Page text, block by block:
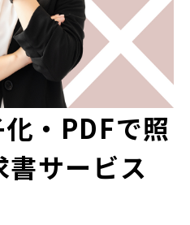
・PDFで照
サービス